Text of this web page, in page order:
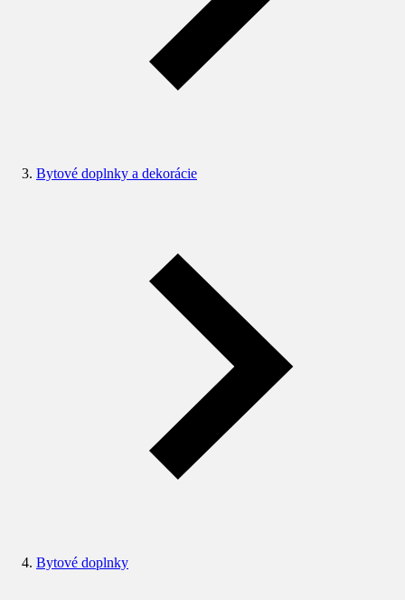
Bytové doplnky a dekorácie
Bytové doplnky